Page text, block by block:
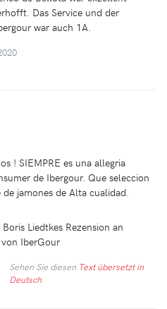
Das Service und der
war auch 1A.
! SIEMPRE es una allegria
de Ibergour. Que seleccion
de jamones de Alta cualidad.
Liedtkes Rezension an
IberGour
Sehen Sie diesen Text übersetzt in
Deutsch